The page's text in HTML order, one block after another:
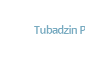
Tubadzin